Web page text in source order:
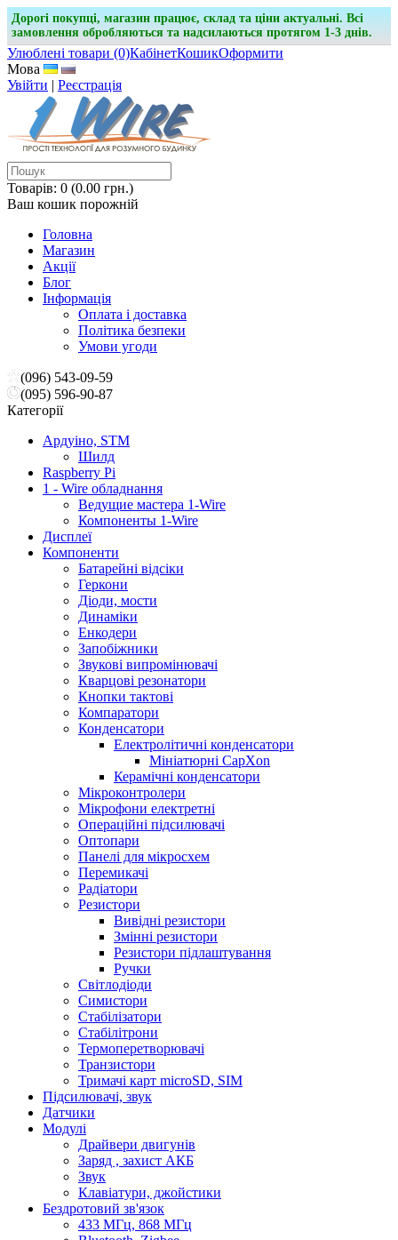
Дорогі покупці, магазин працює, склад та ціни актуальні. Всі
замовлення обробляються та надсилаються протягом 1-3 днів.
Улюблені товари (0)КабінетКошикОформити
Мова
Увійти | Реєстрація
Товарів: 0 (0.00 грн.)
Ваш кошик порожній
Головна
Магазин
Акції
Блог
Інформація
Оплата і доставка
Політика безпеки
Умови угоди
(096) 543-09-59
(095) 596-90-87
Категорії
Ардуіно, STM
Шилд
Raspberry Pi
1 - Wire обладнання
Ведущие мастера 1-Wire
Компоненты 1-Wire
Дисплеї
Компоненти
Батарейні відсіки
Геркони
Діоди, мости
Динаміки
Енкодери
Запобіжники
Звукові випромінювачі
Кварцові резонатори
Кнопки тактові
Компаратори
Конденсатори
Електролітичні конденсатори
Мініатюрні CapXon
Керамічні конденсатори
Мікроконтролери
Мікрофони електретні
Операційні підсилювачі
Оптопари
Панелі для мікросхем
Перемикачі
Радіатори
Резистори
Вивідні резистори
Змінні резистори
Резистори підлаштування
Ручки
Світлодіоди
Симистори
Стабілізатори
Стабілітрони
Термоперетворювачі
Транзистори
Тримачі карт microSD, SIM
Підсилювачі, звук
Датчики
Модулі
Драйвери двигунів
Заряд , захист АКБ
Звук
Клавіатури, джойстики
Бездротовий зв'язок
433 МГц, 868 МГц